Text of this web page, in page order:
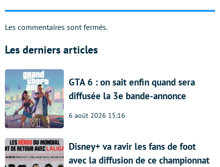
Les commentaires sont fermés.
Les derniers articles
GTA 6 : on sait enfin quand sera
diffusée la 3e bande-annonce
6 août 2026 15:16
Disney+ va ravir les fans de foot
avec la diffusion de ce championnat